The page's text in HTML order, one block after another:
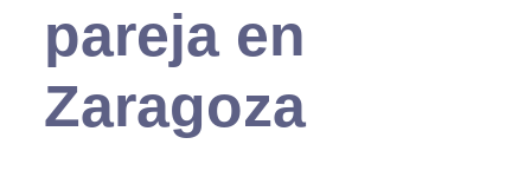
pareja en
Zaragoza